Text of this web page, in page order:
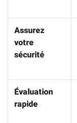
Assurez
votre
sécurité
Évaluation
rapide